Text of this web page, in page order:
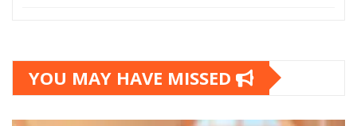
YOU MAY HAVE MISSED